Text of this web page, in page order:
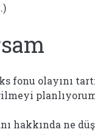
fonu olayını
hakkında ne